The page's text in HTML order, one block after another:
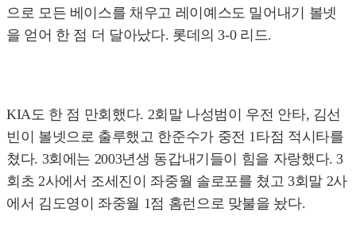
으로 모든 베이스를 채우고 레이예스도 밀어내기 볼넷
을 얻어 한 점 더 달아났다. 롯데의 3-0 리드.
KIA도 한 점 만회했다. 2회말 나성범이 우전 안타, 김선
빈이 볼넷으로 출루했고 한준수가 중전 1타점 적시타를
쳤다. 3회에는 2003년생 동갑내기들이 힘을 자랑했다. 3
회초 2사에서 조세진이 좌중월 솔로포를 쳤고 3회말 2사
에서 김도영이 좌중월 1점 홈런으로 맞불을 놨다.